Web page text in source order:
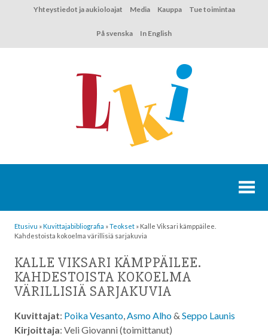
Yhteystiedot ja aukioloajat Media Kauppa Tue toimintaa
På svenska In English
Etusivu »Kuvittaja­bibliografia »Teokset » Kalle Viksari kämppäilee.
Kahdestoista kokoelma värillisiä sarjakuvia
KALLE VIKSARI KÄMPPÄILEE.
KAHDESTOISTA KOKOELMA
VÄRILLISIÄ SARJAKUVIA
Kuvittajat: Poika Vesanto,Asmo Alho& Seppo Launis
Kirjoittaja: Veli Giovanni (toimittanut)